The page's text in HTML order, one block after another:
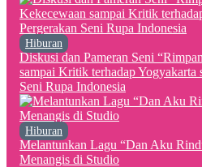
Hiburan
Diskusi dan Pameran Seni
sampai Kritik terhadap Yogyakarta
Seni Rupa Indonesia
Hiburan
Melantunkan Lagu “Dan Aku
Menangis di Studio